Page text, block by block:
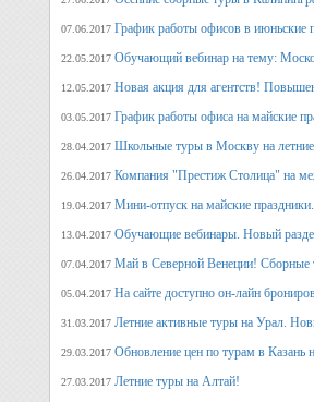
07.06.2017 График работы офисов в июньские
22.05.2017 Обучающий вебинар на тему:
12.05.2017 Новая акция для агентств!
03.05.2017 График работы офиса на майские
28.04.2017 Школьные туры в Москву на
26.04.2017 Компания "Престиж Столица" на
19.04.2017 Мини-отпуск на майские
13.04.2017 Обучающие вебинары. Новый
07.04.2017 Май в Северной Венеции! Сборные
05.04.2017 На сайте доступно он-лайн
31.03.2017 Летние активные туры на Урал.
29.03.2017 Обновление цен по турам в Казань
27.03.2017 Летние туры на Алтай!